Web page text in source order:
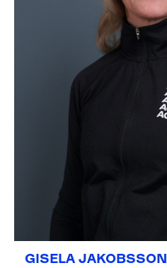
GISELA JAKOBSSON